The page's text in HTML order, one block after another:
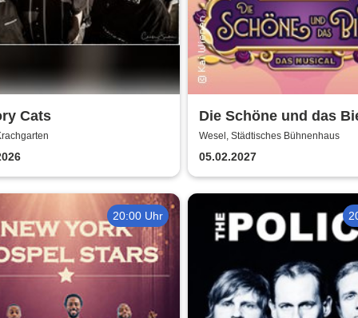
Cats
Die Schöne und das
das Musical | Theater
Wesel, Städtisches Bühnenhaus
05.02.2027
20:00 Uhr